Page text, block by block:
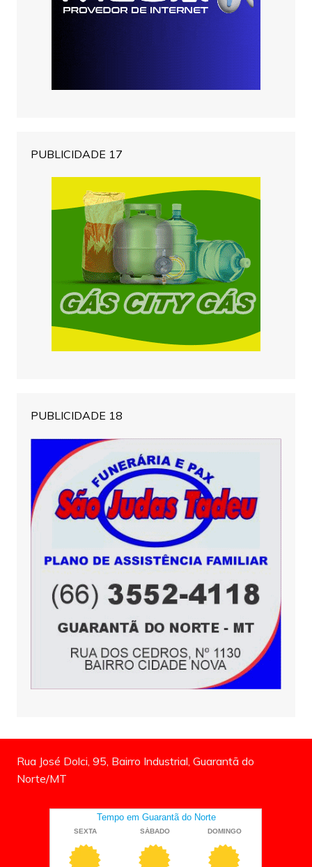
PUBLICIDADE 17
PUBLICIDADE 18
Rua José Dolci, 95, Bairro Industrial, Guarantã do
Norte/MT